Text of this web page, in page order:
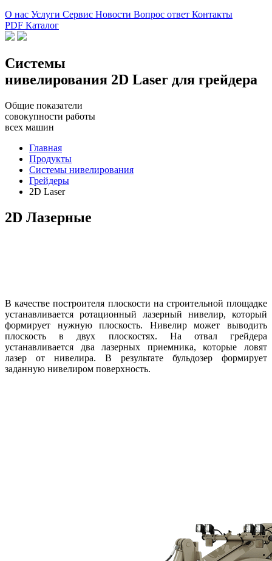
О нас Услуги Сервис Новости Вопрос ответ Контакты
PDF Каталог
Системы
нивелирования 2D Laser для грейдера
Общие показатели
совокупности работы
всех машин
Главная
Продукты
Системы нивелирования
Грейдеры
2D Laser
2D Лазерные
В качестве построителя плоскости на строительной площадке
устанавливается ротационный лазерный нивелир, который
формирует нужную плоскость. Нивелир может выводить
плоскость в двух плоскостях. На отвал грейдера
устанавливается два лазерных приемника, которые ловят
лазер от нивелира. В результате бульдозер формирует
заданную нивелиром поверхность.